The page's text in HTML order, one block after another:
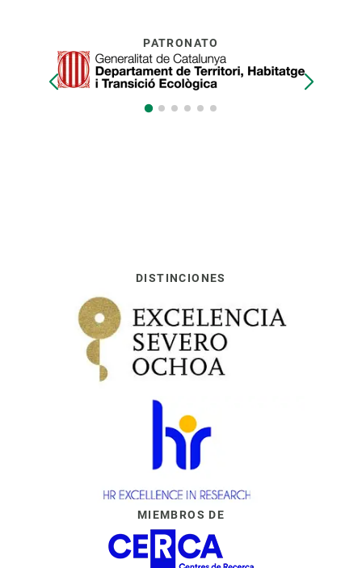
PATRONATO
DISTINCIONES
MIEMBROS DE